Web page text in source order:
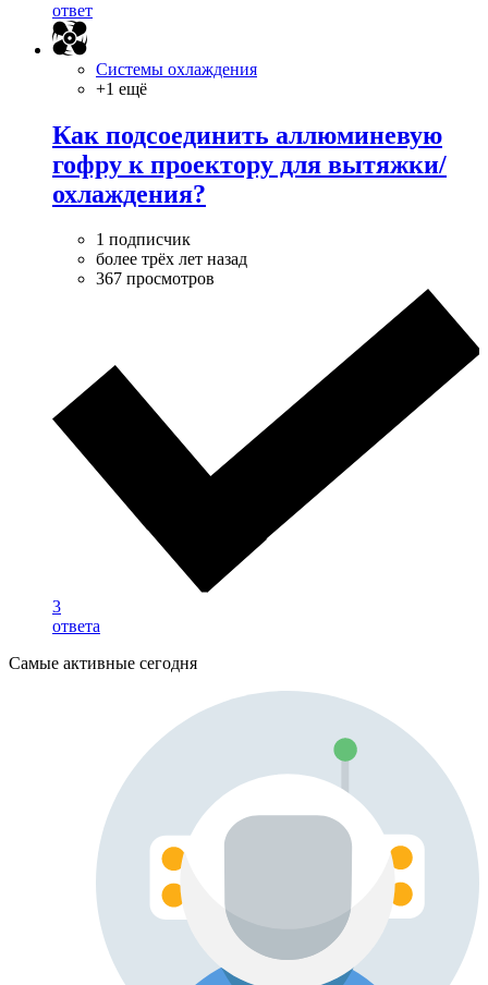
ответ
Системы охлаждения
+1 ещё
Как подсоединить аллюминевую
гофру к проектору для вытяжки/
охлаждения?
1 подписчик
более трёх лет назад
367 просмотров
3
ответа
Самые активные сегодня